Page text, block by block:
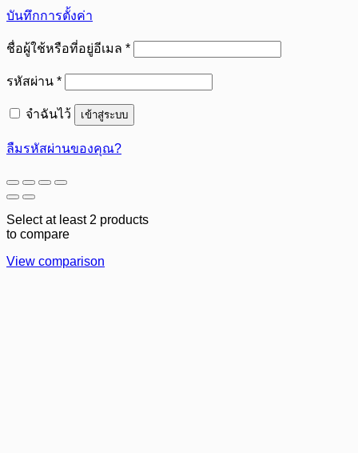
บันทึกการตั้งค่า
ชื่อผู้ใช้หรือที่อยู่อีเมล *ต้องการ
รหัสผ่าน *ต้องการ
จำฉันไว้ เข้าสู่ระบบ
ลืมรหัสผ่านของคุณ?
Select at least 2 products
to compare
View comparison